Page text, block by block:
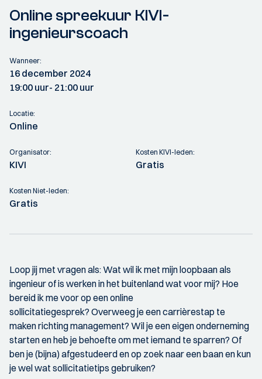
Online spreekuur KIVI-
ingenieurscoach
Wanneer:
16 december 2024
19:00 uur- 21:00 uur
Locatie:
Online
Organisator:
KIVI
Kosten KIVI-leden:
Gratis
Kosten Niet-leden:
Gratis
Loop jij met vragen als: Wat wil ik met mijn loopbaan als
ingenieur of is werken in het buitenland wat voor mij? Hoe
bereid ik me voor op een online
sollicitatiegesprek? Overweeg je een carrièrestap te
maken richting management? Wil je een eigen onderneming
starten en heb je behoefte om met iemand te sparren? Of
ben je (bijna) afgestudeerd en op zoek naar een baan en kun
je wel wat sollicitatietips gebruiken?